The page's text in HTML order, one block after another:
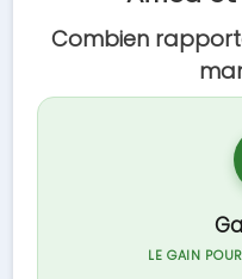
Combien
LE GAIN